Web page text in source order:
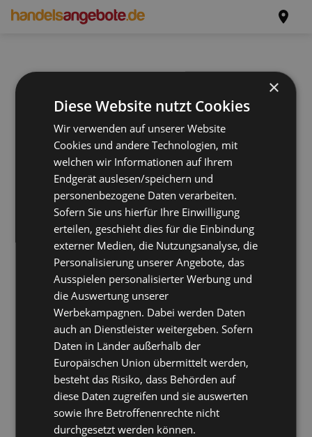
×
Diese Website nutzt Cookies
Wir verwenden auf unserer Website
Cookies und andere Technologien, mit
welchen wir Informationen auf Ihrem
Endgerät auslesen/speichern und
personenbezogene Daten verarbeiten.
Sofern Sie uns hierfür Ihre Einwilligung
erteilen, geschieht dies für die Einbindung
externer Medien, die Nutzungsanalyse, die
Personalisierung unserer Angebote, das
Ausspielen personalisierter Werbung und
die Auswertung unserer
Werbekampagnen. Dabei werden Daten
auch an Dienstleister weitergeben. Sofern
Daten in Länder außerhalb der
Europäischen Union übermittelt werden,
besteht das Risiko, dass Behörden auf
diese Daten zugreifen und sie auswerten
sowie Ihre Betroffenenrechte nicht
durchgesetzt werden können.